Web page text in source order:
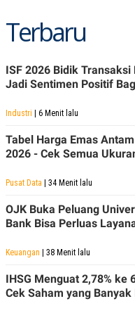
Terbaru
ISF 2026 Bidik Transaksi
Jadi Sentimen Positif
Industri | 6 Menit lalu
Tabel Harga Emas
2026 - Cek Semua
Pusat Data | 34 Menit lalu
OJK Buka Peluang
Bank Bisa Perluas
Keuangan | 38 Menit lalu
IHSG Menguat 2,78% ke
Cek Saham yang